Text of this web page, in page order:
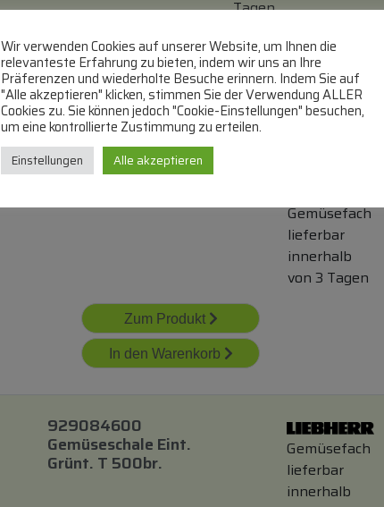
Tagen
Zum Produkt
In den Warenkorb
140173357017
Gemüseschale
Gemüsefach
lieferbar
innerhalb
von 3 Tagen
Zum Produkt
In den Warenkorb
929084600
Gemüseschale Eint.
Grünt. T 500br.
Gemüsefach
lieferbar
innerhalb
Wir verwenden Cookies auf unserer Website, um Ihnen die
relevanteste Erfahrung zu bieten, indem wir uns an Ihre
Präferenzen und wiederholte Besuche erinnern. Indem Sie auf
"Alle akzeptieren" klicken, stimmen Sie der Verwendung ALLER
Cookies zu. Sie können jedoch "Cookie-Einstellungen" besuchen,
um eine kontrollierte Zustimmung zu erteilen.
Einstellungen Alle akzeptieren